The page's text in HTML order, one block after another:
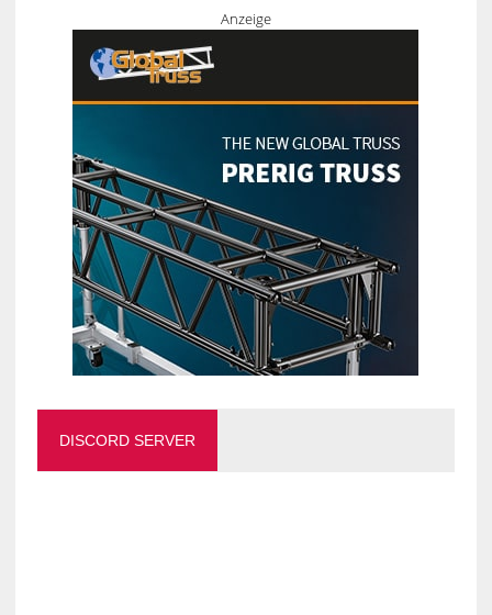
Anzeige
DISCORD SERVER